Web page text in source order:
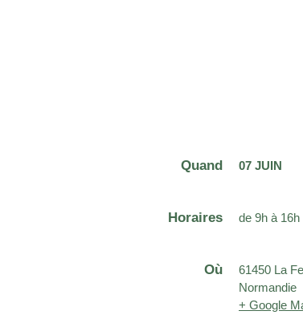
Quand 07 JUIN
Horaires de 9h à 16h
Où
61450 La
Normandie
+ Google